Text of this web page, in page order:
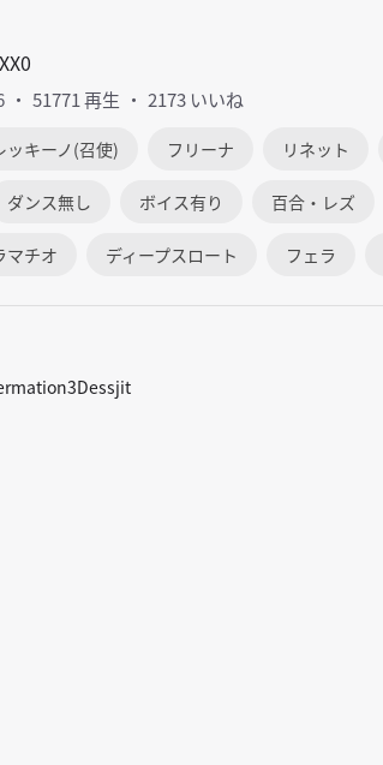
51771 再生 2173 いいね
ッキーノ(召使) フリーナ リネット
ダンス無し ボイス有り 百合・レズ
マチオ ディープスロート フェラ